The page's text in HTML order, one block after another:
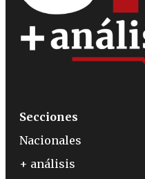
Secciones
Nacionales
+ análisis